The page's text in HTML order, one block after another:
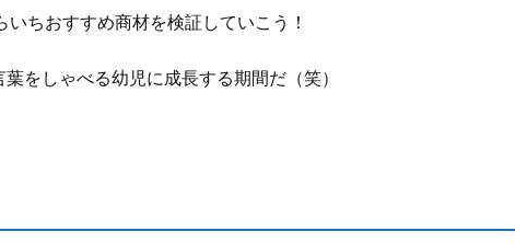
ちおすすめ商材を検証していこう！
をしゃべる幼児に成長する期間だ（笑）